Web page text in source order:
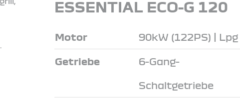
ESSENTIAL ECO-G 120
Motor 90kW (122PS) | Lpg
Getriebe 6-Gang-
Schaltgetriebe